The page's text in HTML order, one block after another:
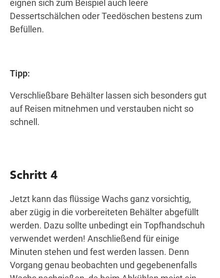
eignen sich zum Beispiel auch leere
Dessertschälchen oder Teedöschen bestens zum
Befüllen.
Tipp:
Verschließbare Behälter lassen sich besonders gut
auf Reisen mitnehmen und verstauben nicht so
schnell.
Schritt 4
Jetzt kann das flüssige Wachs ganz vorsichtig,
aber zügig in die vorbereiteten Behälter abgefüllt
werden. Dazu sollte unbedingt ein Topfhandschuh
verwendet werden! Anschließend für einige
Minuten stehen und fest werden lassen. Denn
Vorgang genau beobachten und gegebenenfalls